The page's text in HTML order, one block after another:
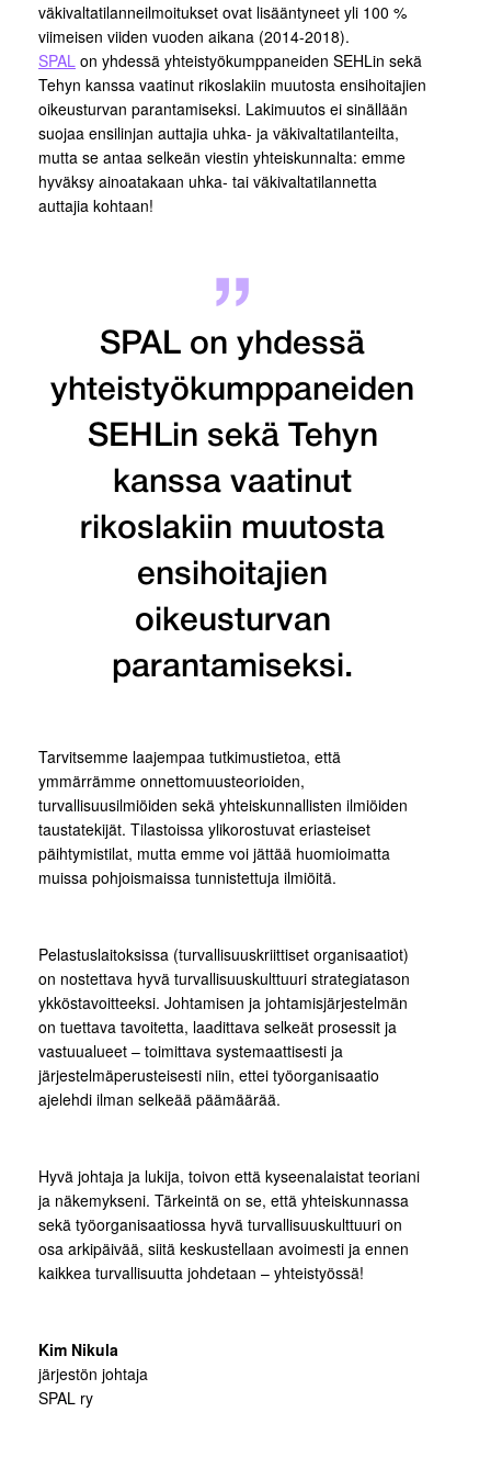
väkivaltatilanneilmoitukset ovat lisääntyneet yli 100 %
viimeisen viiden vuoden aikana (2014-2018).
SPAL on yhdessä yhteistyökumppaneiden SEHLin sekä
Tehyn kanssa vaatinut rikoslakiin muutosta ensihoitajien
oikeusturvan parantamiseksi. Lakimuutos ei sinällään
suojaa ensilinjan auttajia uhka- ja väkivaltatilanteilta,
mutta se antaa selkeän viestin yhteiskunnalta: emme
hyväksy ainoatakaan uhka- tai väkivaltatilannetta
auttajia kohtaan!
SPAL on yhdessä
yhteistyökumppaneiden
SEHLin sekä Tehyn
kanssa vaatinut
rikoslakiin muutosta
ensihoitajien
oikeusturvan
parantamiseksi.
Tarvitsemme laajempaa tutkimustietoa, että
ymmärrämme onnettomuusteorioiden,
turvallisuusilmiöiden sekä yhteiskunnallisten ilmiöiden
taustatekijät. Tilastoissa ylikorostuvat eriasteiset
päihtymistilat, mutta emme voi jättää huomioimatta
muissa pohjoismaissa tunnistettuja ilmiöitä.
Pelastuslaitoksissa (turvallisuuskriittiset organisaatiot)
on nostettava hyvä turvallisuuskulttuuri strategiatason
ykköstavoitteeksi. Johtamisen ja johtamisjärjestelmän
on tuettava tavoitetta, laadittava selkeät prosessit ja
vastuualueet – toimittava systemaattisesti ja
järjestelmäperusteisesti niin, ettei työorganisaatio
ajelehdi ilman selkeää päämäärää.
Hyvä johtaja ja lukija, toivon että kyseenalaistat teoriani
ja näkemykseni. Tärkeintä on se, että yhteiskunnassa
sekä työorganisaatiossa hyvä turvallisuuskulttuuri on
osa arkipäivää, siitä keskustellaan avoimesti ja ennen
kaikkea turvallisuutta johdetaan – yhteistyössä!
Kim Nikula
järjestön johtaja
SPAL ry